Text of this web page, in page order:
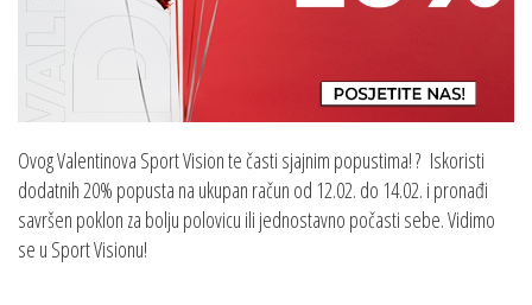
Ovog Valentinova Sport Vision te časti sjajnim popustima! ? Iskoristi
dodatnih 20% popusta na ukupan račun od 12.02. do 14.02. i pronađi
savršen poklon za bolju polovicu ili jednostavno počasti sebe. Vidimo
se u Sport Visionu!